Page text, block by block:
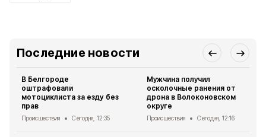
Последние новости
В Белгороде
оштрафовали
мотоциклиста за езду без
прав
Происшествия Сегодня, 12:35
Мужчина получил
осколочные ранения от
дрона в Волоконовском
округе
Происшествия Сегодня, 12:16